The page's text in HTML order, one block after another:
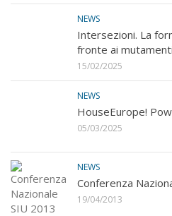
NEWS
Intersezioni. La
fronte ai
15/02/2025
NEWS
HouseEurope!
05/03/2025
NEWS
Conferenza
19/04/2013